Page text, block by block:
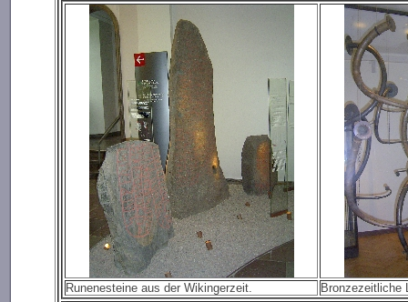
Runenesteine aus der Wikingerzeit. Bronzezeitliche